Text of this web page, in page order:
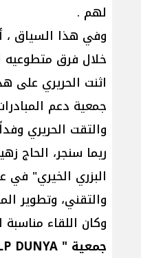
لهم .
وفي هذا السياق ،
خلال فرق متطوعيه
اثنت الحريري على
جمعية دعم
ريما سنجر، الحاج
والتقني، وتطوير
وكان اللقاء
جمعية " HELP DUNYA"